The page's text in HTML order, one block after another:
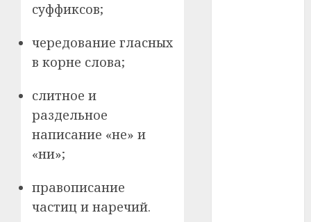
суффиксов;
чередование гласных
в корне слова;
слитное и
раздельное
написание «не» и
«ни»;
правописание
частиц и наречий.